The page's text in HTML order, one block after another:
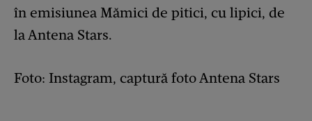
în emisiunea Mămici de pitici, cu lipici, de
la Antena Stars.
Foto: Instagram, captură foto Antena Stars